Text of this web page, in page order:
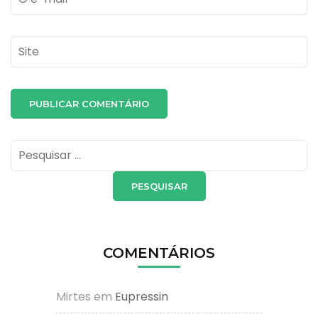
Site
Pesquisar
por:
COMENTÁRIOS
Mirtes em Eupressin